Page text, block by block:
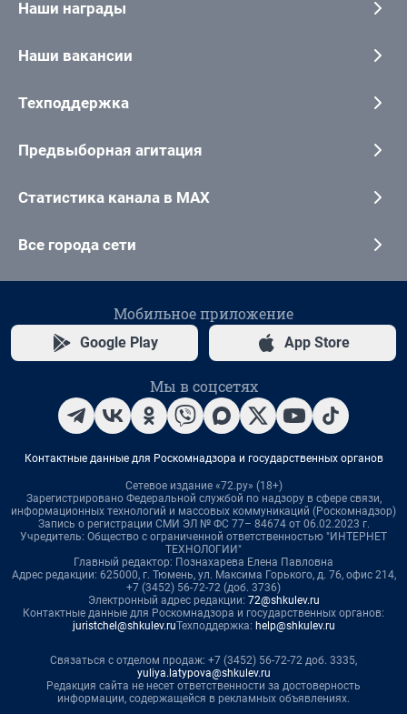
Наши награды
Наши вакансии
Техподдержка
Предвыборная агитация
Статистика канала в MAX
Все города сети
Мобильное приложение
Google Play App Store
Мы в соцсетях
Контактные данные для Роскомнадзора и государственных органов
Сетевое издание «72.ру» (18+)
Зарегистрировано Федеральной службой по надзору в сфере связи,
информационных технологий и массовых коммуникаций (Роскомнадзор)
Запись о регистрации СМИ ЭЛ № ФС 77– 84674 от 06.02.2023 г.
Учредитель: Общество с ограниченной ответственностью "ИНТЕРНЕТ
ТЕХНОЛОГИИ"
Главный редактор: Познахарева Елена Павловна
Адрес редакции: 625000, г. Тюмень, ул. Максима Горького, д. 76, офис 214,
+7 (3452) 56-72-72 (доб. 3736)
Электронный адрес редакции: 72@shkulev.ru
Контактные данные для Роскомнадзора и государственных органов:
juristchel@shkulev.ruТехподдержка: help@shkulev.ru
Связаться с отделом продаж: +7 (3452) 56-72-72 доб. 3335,
yuliya.latypova@shkulev.ru
Редакция сайта не несет ответственности за достоверность
информации, содержащейся в рекламных объявлениях.